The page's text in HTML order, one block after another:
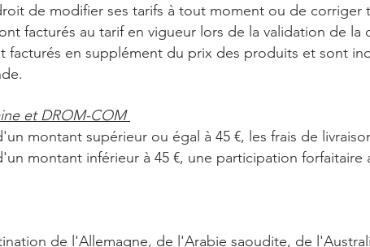
de modifier ses tarifs à tout moment ou de corriger
facturés au tarif en vigueur lors de la validation de la
facturés en supplément du prix des produits et sont
et DROM-COM
montant supérieur ou égal à 45 €, les frais de
montant inférieur à 45 €, une participation forfaitaire
de l'Allemagne, de l'Arabie saoudite, de